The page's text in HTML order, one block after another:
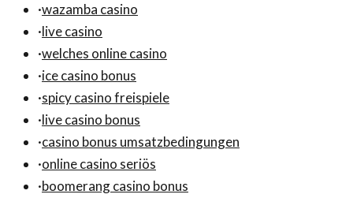
·wazamba casino
·live casino
·welches online casino
·ice casino bonus
·spicy casino freispiele
·live casino bonus
·casino bonus umsatzbedingungen
·online casino seriös
·boomerang casino bonus